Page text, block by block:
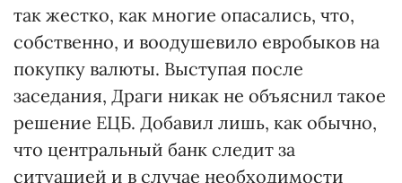
так жестко, как многие опасались, что,
собственно, и воодушевило евробыков на
покупку валюты. Выступая после
заседания, Драги никак не объяснил такое
решение ЕЦБ. Добавил лишь, как обычно,
что центральный банк следит за
ситуацией и в случае необходимости